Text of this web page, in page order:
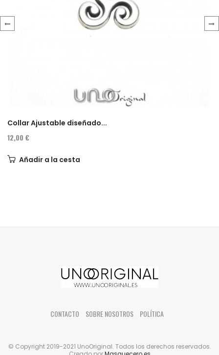
Collar Ajustable diseñado...
12,00 €
Añadir a la cesta
CONTACTO SOBRE NOSOTROS POLÍTICA
© Copyright 2019-2021 UnoOriginal. Todos los derechos reservados.